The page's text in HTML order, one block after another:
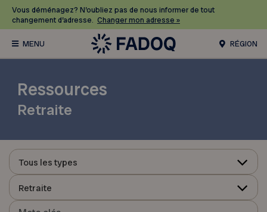
Vous déménagez? N’oubliez pas de nous informer de tout
changement d’adresse. Changer mon adresse »
RÉGION
Ressources
Retraite
Tous les types
Retraite